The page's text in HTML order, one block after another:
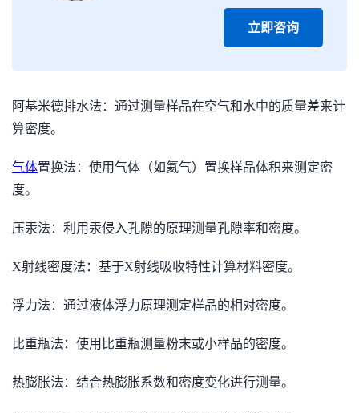
立即咨询
阿基米德排水法：通过测量样品在空气和水中的质量差来计
算密度。
气体置换法：使用气体（如氦气）置换样品体积来测定密
度。
压汞法：利用汞侵入孔隙的原理测量孔隙率和密度。
X射线密度法：基于X射线吸收特性计算材料密度。
浮力法：通过液体浮力原理测定样品的相对密度。
比重瓶法：使用比重瓶测量粉末或小样品的密度。
热膨胀法：结合热膨胀系数和密度变化进行测量。